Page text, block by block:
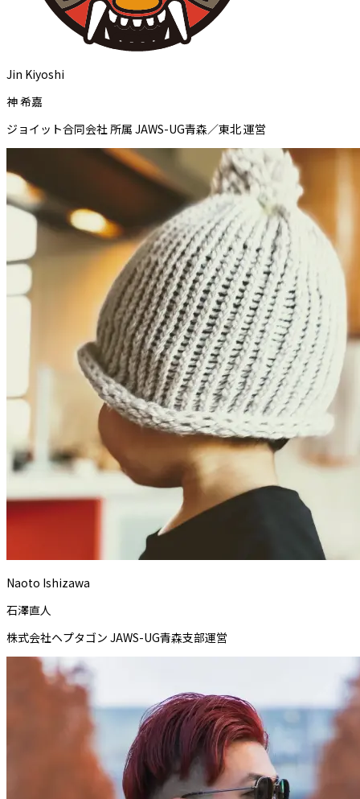
Jin Kiyoshi
神 希嘉
ジョイット合同会社 所属 JAWS-UG青森／東北 運営
Naoto Ishizawa
石澤直人
株式会社ヘプタゴン JAWS-UG青森支部運営